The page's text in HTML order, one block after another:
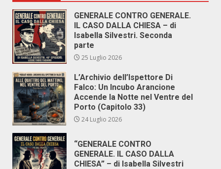
GENERALE CONTRO GENERALE.
IL CASO DALLA CHIESA – di
Isabella Silvestri. Seconda
parte
25 Luglio 2026
L’Archivio dell’Ispettore Di
Falco: Un Incubo Arancione
Accende la Notte nel Ventre del
Porto (Capitolo 33)
24 Luglio 2026
“GENERALE CONTRO
GENERALE. IL CASO DALLA
CHIESA” – di Isabella Silvestri